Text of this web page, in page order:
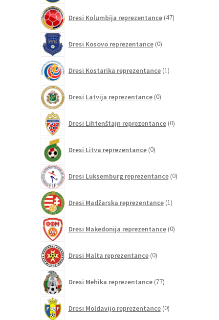
Dresi Kolumbija reprezentance 47izdelkov
Dresi Kosovo reprezentance 0izdelkov
Dresi Kostarika reprezentance 1izdelek
Dresi Latvija reprezentance 0izdelkov
Dresi Lihtenštajn reprezentance 0izdelkov
Dresi Litva reprezentance 0izdelkov
Dresi Luksemburg reprezentance 0izdelkov
Dresi Madžarska reprezentance 1izdelek
Dresi Makedonija reprezentance 0izdelkov
Dresi Malta reprezentance 0izdelkov
Dresi Mehika reprezentance 77izdelkov
Dresi Moldavijo reprezentance 0izdelkov